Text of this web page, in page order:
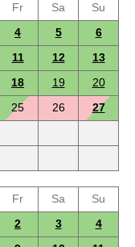
Fr Sa
Su
4 5
6
11 12
13
18 19
20
25 26
27
Fr Sa
Su
2 3
4